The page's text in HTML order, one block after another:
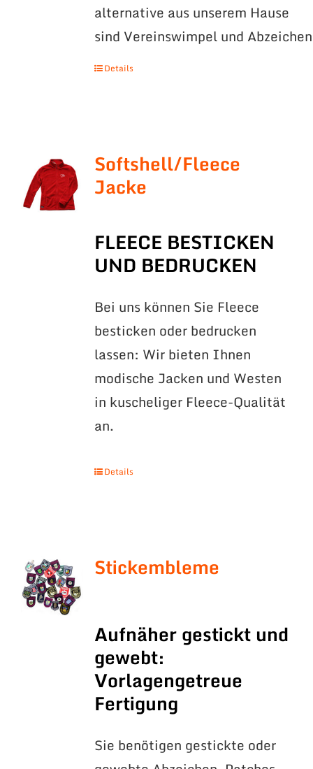
alternative aus unserem Hause
sind Vereinswimpel und
Details
Softshell/Fleece
Jacke
FLEECE BESTICKEN
UND BEDRUCKEN
Bei uns können Sie Fleece
besticken oder bedrucken
lassen: Wir bieten Ihnen
modische Jacken und Westen
in kuscheliger Fleece-Qualität
an.
Details
Stickembleme
Aufnäher gestickt und
gewebt:
Vorlagengetreue
Fertigung
Sie benötigen gestickte oder